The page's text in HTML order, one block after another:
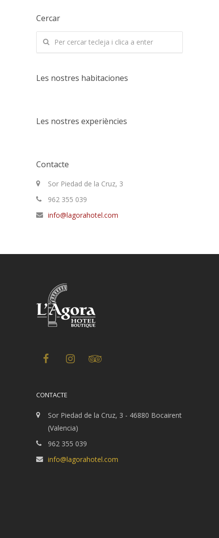
Cercar
Les nostres habitaciones
Les nostres experiències
Contacte
Sor Piedad de la Cruz, 3
962 355 039
info@lagorahotel.com
CONTACTE
Sor Piedad de la Cruz, 3 - 46880 Bocairent
(Valencia)
962 355 039
info@lagorahotel.com